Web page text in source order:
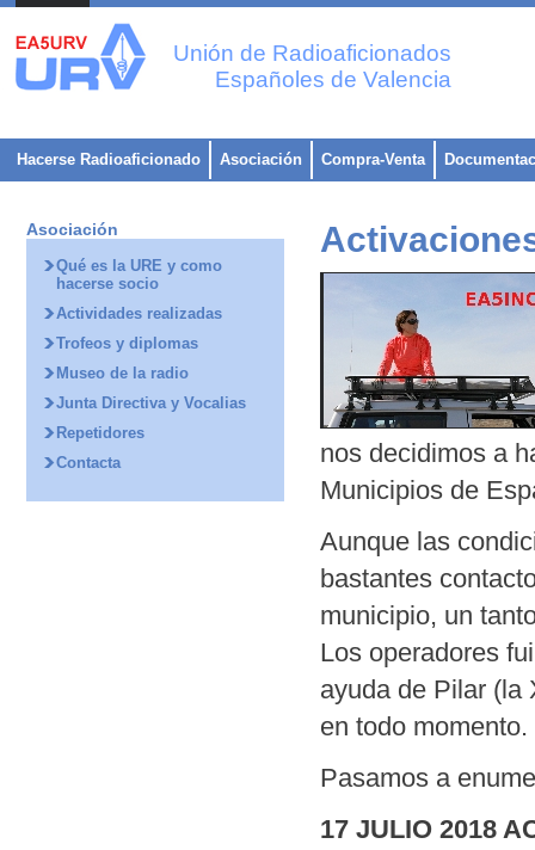
Unión de Radioaficionados
Españoles de Valencia
Hacerse Radioaficionado Asociación Compra-Venta
nos decidimos a
Municipios de
Aunque las
bastantes
municipio, un
Los operadores
ayuda de Pilar (la
en todo momento.
Pasamos a
17 JULIO 2018
Asociación
Qué es la URE y como
hacerse socio
Actividades realizadas
Trofeos y diplomas
Museo de la radio
Junta Directiva y Vocalias
Repetidores
Contacta